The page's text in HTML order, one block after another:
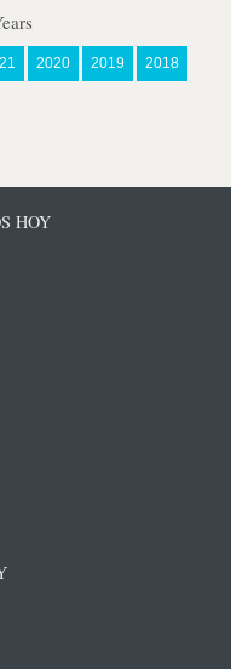
2020 2019 2018
HOY